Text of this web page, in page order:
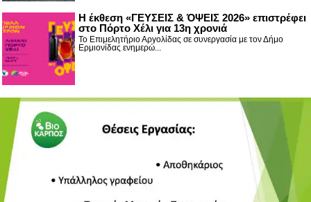
Η έκθεση «ΓΕΥΣΕΙΣ & ΌΨΕΙΣ 2026» επιστρέφει
στο Πόρτο Χέλι για 13η χρονιά
Το Επιμελητήριο Αργολίδας σε συνεργασία με τον Δήμο
Ερμιονίδας ενημερώ...